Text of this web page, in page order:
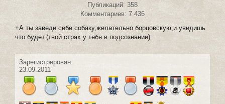
Публикаций: 358
Комментариев: 7 436
+А ты заведи себе собаку,желательно борцовскую,и увидишь
что будет.(твой страх у тебя в подсознании)
Зарегистрирован:
23.09.2011